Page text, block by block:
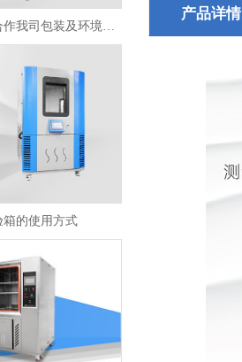
产品详情
得力集团多次合作我司包装及环境试验箱
箱的使用方式